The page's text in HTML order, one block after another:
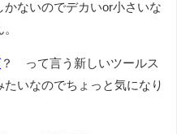
ないのでデカいor小さいな
？ って言う新しいツールス
たいなのでちょっと気になり